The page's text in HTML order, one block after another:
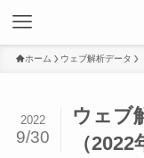
ホーム ウェブ解析データ
ウェブ
（2022
2022
9/30